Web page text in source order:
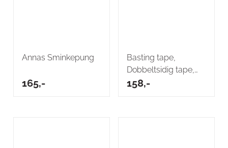
Annas Sminkepung
165,-
Basting tape,
Dobbeltsidig tape,
3mm, 2-pk a 10m
158,-